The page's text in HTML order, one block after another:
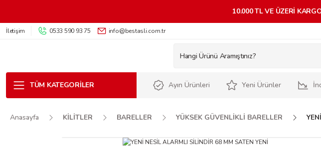
10.000 TL VE ÜZERİ
İletişim 0533 590 93 75 info@bestasli.com.tr
TÜM KATEGORILER Ayın Ürünleri Yeni Ürünler
Anasayfa KİLİTLER BARELLER YÜKSEK GÜVENLİKLİ BARELLER